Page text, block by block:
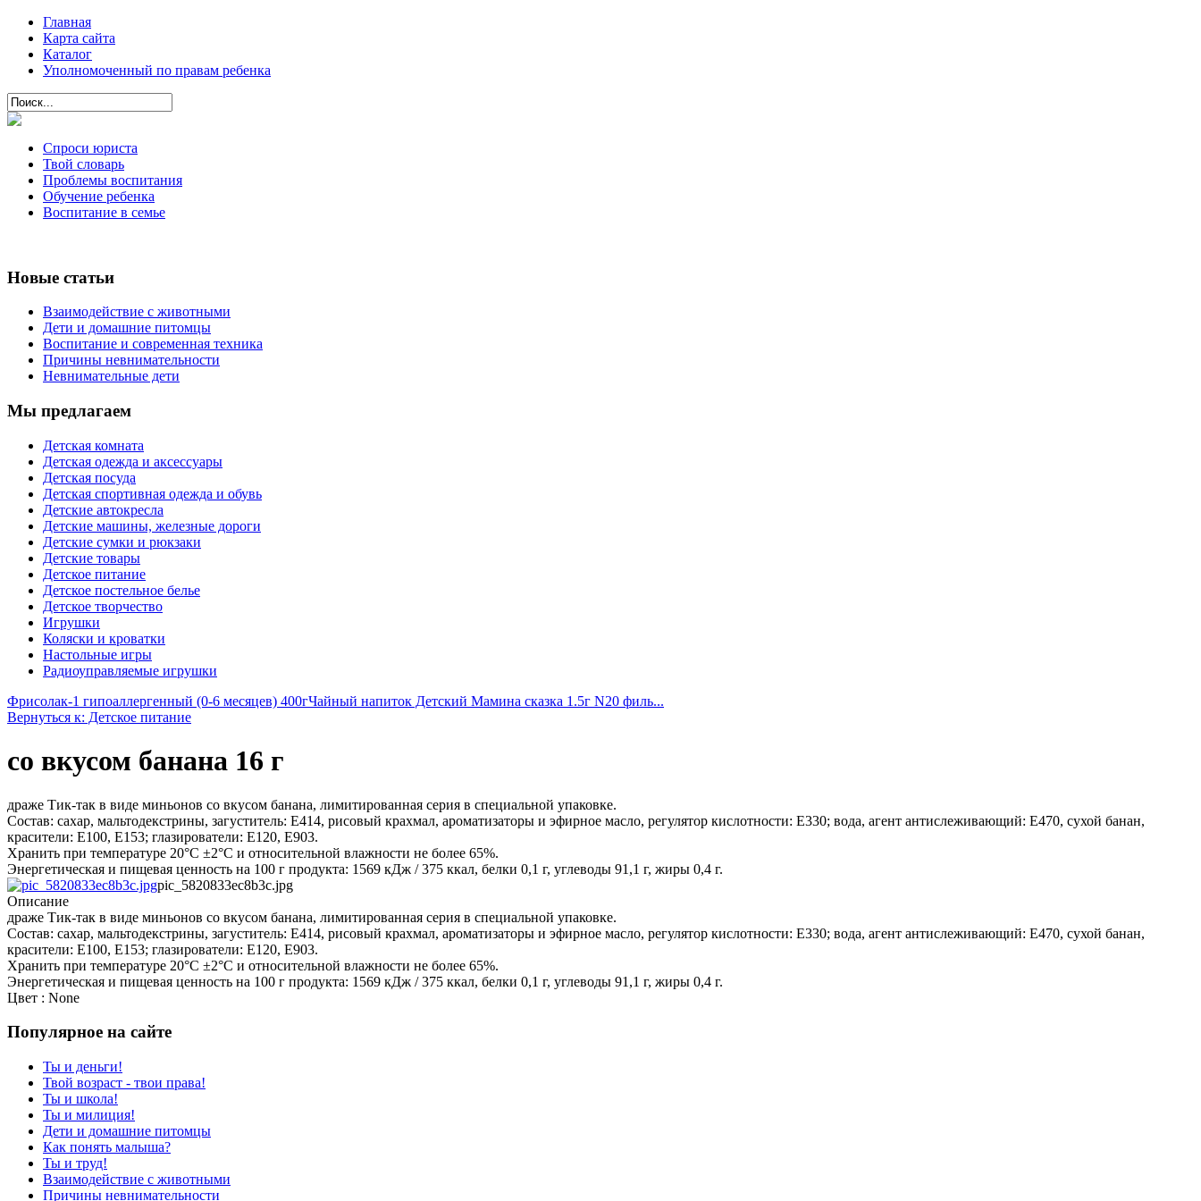
Главная
Карта сайта
Каталог
Уполномоченный по правам ребенка
Спроси юриста
Твой словарь
Проблемы воспитания
Обучение ребенка
Воспитание в семье
Новые статьи
Взаимодействие с животными
Дети и домашние питомцы
Воспитание и современная техника
Причины невнимательности
Невнимательные дети
Мы предлагаем
Детская комната
Детская одежда и аксессуары
Детская посуда
Детская спортивная одежда и обувь
Детские автокресла
Детские машины, железные дороги
Детские сумки и рюкзаки
Детские товары
Детское питание
Детское постельное белье
Детское творчество
Игрушки
Коляски и кроватки
Настольные игры
Радиоуправляемые игрушки
Фрисолак-1 гипоаллергенный (0-6 месяцев) 400гЧайный напиток Детский Мамина сказка 1.5г N20 филь...
Вернуться к: Детское питание
со вкусом банана 16 г
драже Тик-так в виде миньонов со вкусом банана, лимитированная серия в специальной упаковке.
Состав: сахар, мальтодекстрины, загуститель: E414, рисовый крахмал, ароматизаторы и эфирное масло, регулятор кислотности: Е330; вода, агент антислеживающий: E470, сухой банан,
красители: Е100, Е153; глазирователи: Е120, E903.
Хранить при температуре 20°C ±2°C и относительной влажности не более 65%.
Энергетическая и пищевая ценность на 100 г продукта: 1569 кДж / 375 ккал, белки 0,1 г, углеводы 91,1 г, жиры 0,4 г.
pic_5820833ec8b3c.jpg
Описание
драже Тик-так в виде миньонов со вкусом банана, лимитированная серия в специальной упаковке.
Состав: сахар, мальтодекстрины, загуститель: E414, рисовый крахмал, ароматизаторы и эфирное масло, регулятор кислотности: Е330; вода, агент антислеживающий: E470, сухой банан,
красители: Е100, Е153; глазирователи: Е120, E903.
Хранить при температуре 20°C ±2°C и относительной влажности не более 65%.
Энергетическая и пищевая ценность на 100 г продукта: 1569 кДж / 375 ккал, белки 0,1 г, углеводы 91,1 г, жиры 0,4 г.
Цвет : None
Популярное на сайте
Ты и деньги!
Твой возраст - твои права!
Ты и школа!
Ты и милиция!
Дети и домашние питомцы
Как понять малыша?
Ты и труд!
Взаимодействие с животными
Причины невнимательности